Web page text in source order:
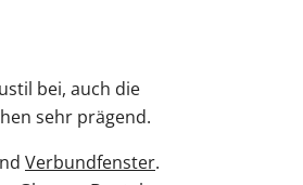
bei, auch die
sehr prägend.
Verbundfenster.